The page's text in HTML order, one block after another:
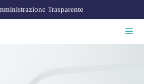
Trasparente